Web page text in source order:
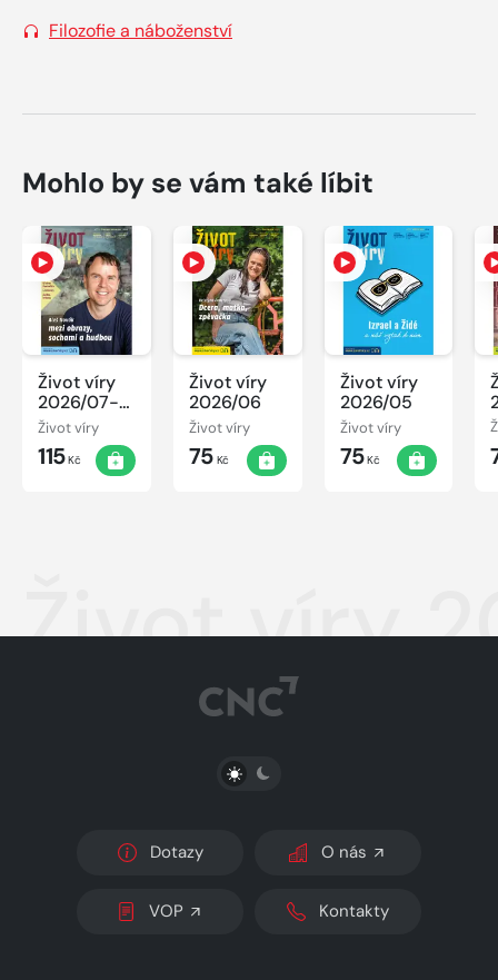
Filozofie a náboženství
Mohlo by se vám také líbit
Život víry
2026/07-
08
Život víry
115Kč
Život víry
2026/06
Život víry
75Kč
Život víry
2026/05
Život víry
75Kč
Život víry
PŘEPNOUT SVĚTLÝ/TMAVÝ REŽIM
Dotazy O nás
VOP Kontakty